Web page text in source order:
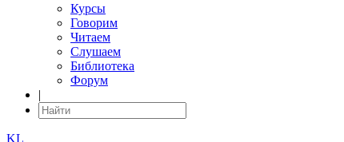
Курсы
Говорим
Читаем
Слушаем
Библиотека
Форум
|
KL